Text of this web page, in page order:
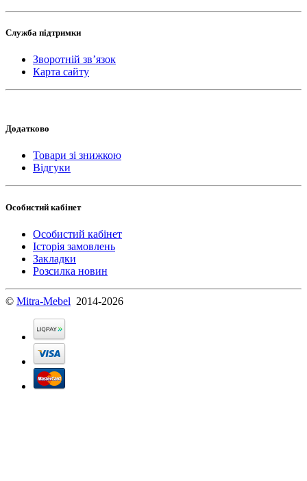
Служба підтримки
Зворотній зв’язок
Карта сайту
Додатково
Товари зі знижкою
Відгуки
Особистий кабінет
Особистий кабінет
Історія замовлень
Закладки
Розсилка новин
© Mitra-Mebel 2014-2026